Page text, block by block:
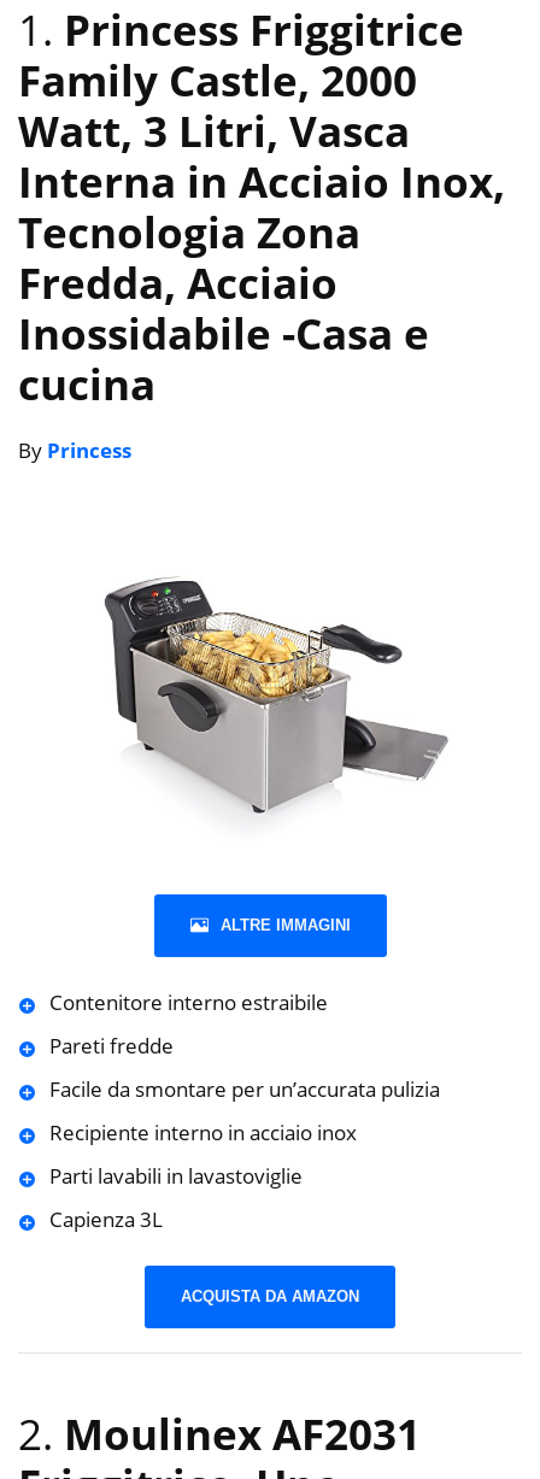
1. Princess Friggitrice
Family Castle, 2000
Watt, 3 Litri, Vasca
Interna in Acciaio Inox,
Tecnologia Zona
Fredda, Acciaio
Inossidabile -Casa e
cucina
By Princess
ALTRE IMMAGINI
Contenitore interno estraibile
Pareti fredde
Facile da smontare per un’accurata pulizia
Recipiente interno in acciaio inox
Parti lavabili in lavastoviglie
Capienza 3L
ACQUISTA DA AMAZON
2. Moulinex AF2031